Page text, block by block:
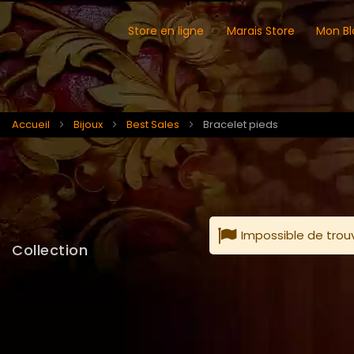
Store en ligne Marais Store Mon
Accueil Bijoux Best Sales Bracelet pieds
Impossible de
Collection